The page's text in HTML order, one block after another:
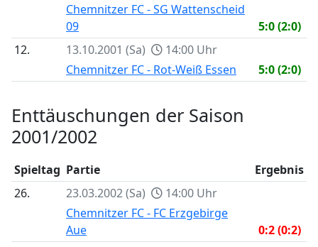
Chemnitzer FC - SG Wattenscheid
09
5:0 (2:0)
12.
13.10.2001 (Sa)
14:00 Uhr
Chemnitzer FC - Rot-Weiß Essen
5:0 (2:0)
Enttäuschungen der Saison
2001/2002
Spieltag Partie
Ergebnis
26.
23.03.2002 (Sa)
14:00 Uhr
Chemnitzer FC - FC Erzgebirge
Aue
0:2 (0:2)